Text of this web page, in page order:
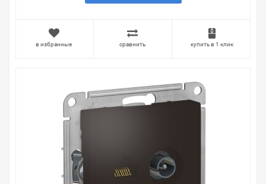
в избранные сравнить купить в 1 клик